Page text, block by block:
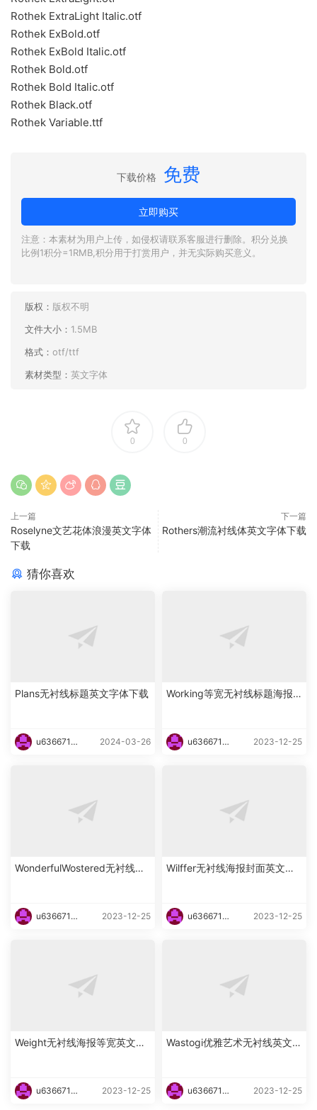
Rothek ExtraLight Italic.otf
Rothek ExBold.otf
Rothek ExBold Italic.otf
Rothek Bold.otf
Rothek Bold Italic.otf
Rothek Black.otf
Rothek Variable.ttf
下载价格 免费
立即购买
注意：本素材为用户上传，如侵权请联系客服进行删除。积分兑换
比例1积分=1RMB,积分用于打赏用户，并无实际购买意义。
版权： 版权不明
文件大小： 1.5MB
格式： otf/ttf
素材类型： 英文字体
0 0
上一篇
Roselyne文艺花体浪漫英文字体
下载
下一篇
Rothers潮流衬线体英文字体下载
猜你喜欢
Plans无衬线标题英文字体下载
u6366719
2024-03-26
Working等宽无衬线标题海报
u6366719
2023-12-25
WonderfulWostered无衬线海
u6366719
2023-12-25
Wilffer无衬线海报封面英文字
u6366719
2023-12-25
Weight无衬线海报等宽英文字
u6366719
2023-12-25
Wastogi优雅艺术无衬线英文字
u6366719
2023-12-25